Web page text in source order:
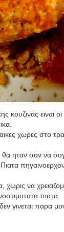
κουζινας ειναι οι
χωρες στο
ηταν σαν να
να
πιατα.
γινεται παρα